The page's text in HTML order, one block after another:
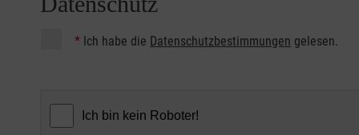
* Ich habe die Datenschutzbestimmungen gelesen.